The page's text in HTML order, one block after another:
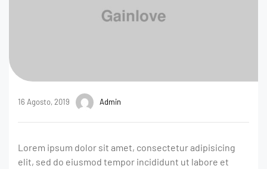
16 Agosto, 2019 Admin
Lorem ipsum dolor sit amet, consectetur adipisicing
elit, sed do eiusmod tempor incididunt ut labore et